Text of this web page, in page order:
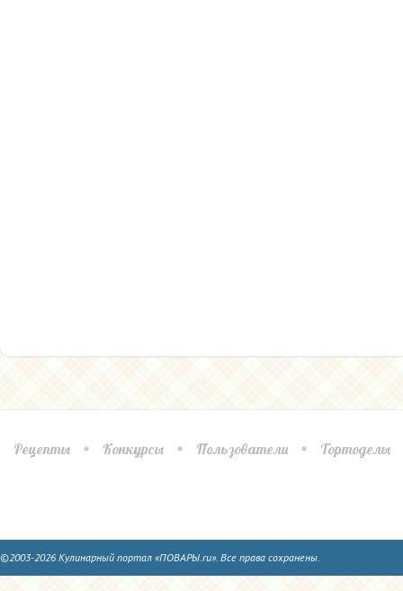
Рецепты Конкурсы Пользователи Тортоделы
©2003-2026 Кулинарный портал «ПОВАРЫ.ru». Все права сохранены.